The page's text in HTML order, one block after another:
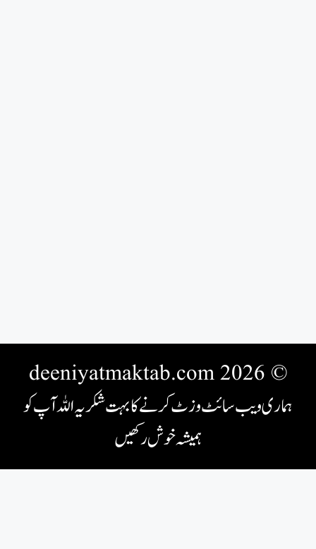
© 2026 deeniyatmaktab.com
ہماری ویب سائٹ وزٹ کرنے کا بہت شکریہ اللہ آپ کو
ہمیشہ خوش رکھیں